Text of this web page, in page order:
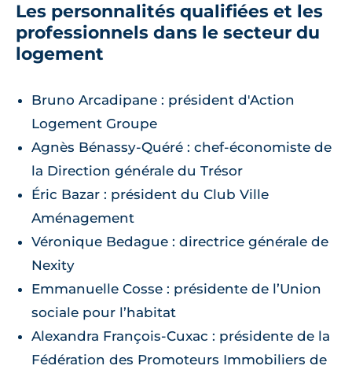
Les personnalités qualifiées et les
professionnels dans le secteur du
logement
Bruno Arcadipane : président d'Action
Logement Groupe
Agnès Bénassy-Quéré : chef-économiste de
la Direction générale du Trésor
Éric Bazar : président du Club Ville
Aménagement
Véronique Bedague : directrice générale de
Nexity
Emmanuelle Cosse : présidente de l’Union
sociale pour l’habitat
Alexandra François-Cuxac : présidente de la
Fédération des Promoteurs Immobiliers de